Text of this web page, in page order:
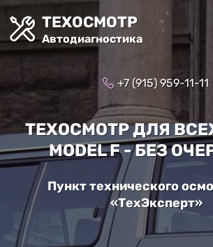
ТЕХОСМОТР
Автодиагностика
+7 (915) 959-11-11
ТЕХОСМОТР ДЛЯ ВСЕХ
MODEL F - БЕЗ
Пункт технического
«ТехЭксперт»